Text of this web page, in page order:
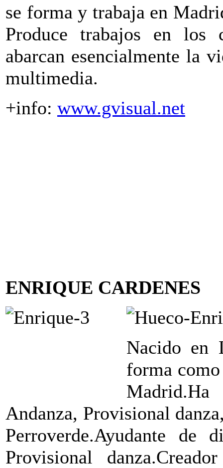
se forma y trabaja en
Produce trabajos en los
abarcan esencialmente la
multimedia.
+info: www.gvisual.net
ENRIQUE CARDENES
Nacido en
forma
Andanza, Provisional
Perroverde.Ayudante de
Provisional